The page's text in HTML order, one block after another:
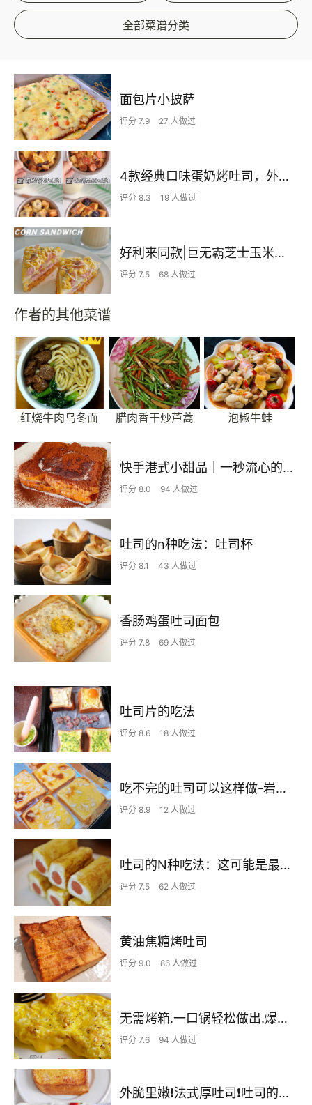
全部菜谱分类
面包片小披萨
评分 7.9 27 人做过
4款经典口味蛋奶烤吐司，外脆里嫩，酥脆吐司加嫩滑蛋奶布丁，15分钟快手早餐
评分 8.3 19 人做过
好利来同款|巨无霸芝士玉米肉松三明治🥪
评分 7.5 68 人做过
作者的其他菜谱
红烧牛肉乌冬面 腊肉香干炒芦蒿 泡椒牛蛙
快手港式小甜品｜一秒流心的阿华田漏奶华西多士
评分 8.0 94 人做过
吐司的n种吃法：吐司杯
评分 8.1 43 人做过
香肠鸡蛋吐司面包
评分 7.8 69 人做过
吐司片的吃法
评分 8.6 18 人做过
吃不完的吐司可以这样做-岩烧乳酪吐司片
评分 8.9 12 人做过
吐司的N种吃法：这可能是最简单的那一种（火腿吐司卷）
评分 7.5 62 人做过
黄油焦糖烤吐司
评分 9.0 86 人做过
无需烤箱.一口锅轻松做出.爆酱芝士鸡蛋饼🌮
评分 7.6 94 人做过
外脆里嫩❗️法式厚吐司❗️吐司的神仙吃法